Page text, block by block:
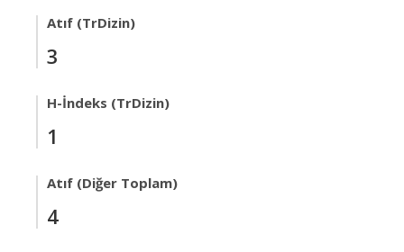
Atıf (TrDizin)
3
H-İndeks (TrDizin)
1
Atıf (Diğer Toplam)
4